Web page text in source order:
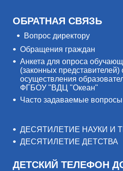
ОБРАТНАЯ СВЯЗЬ
Вопрос директору
Обращения граждан
Анкета для опроса
(законных представителей)
осуществления
ФГБОУ "ВДЦ "Океан"
Часто задаваемые вопросы
ДЕСЯТИЛЕТИЕ НАУКИ И
ДЕСЯТИЛЕТИЕ ДЕТСТВА
ДЕТСКИЙ ТЕЛЕФОН